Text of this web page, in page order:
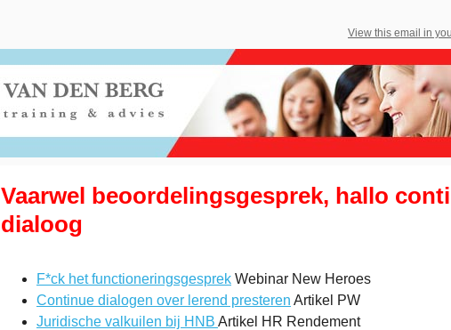
View this email in
Vaarwel beoordelingsgesprek, hallo
dialoog
F*ck het functioneringsgesprek Webinar New Heroes
Continue dialogen over lerend presteren Artikel PW
Juridische valkuilen bij HNB Artikel HR Rendement